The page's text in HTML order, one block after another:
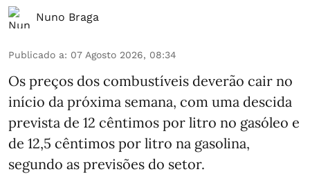
Nuno Braga
Publicado a: 07 Agosto 2026, 08:34
Os preços dos combustíveis deverão cair no
início da próxima semana, com uma descida
prevista de 12 cêntimos por litro no gasóleo e
de 12,5 cêntimos por litro na gasolina,
segundo as previsões do setor.